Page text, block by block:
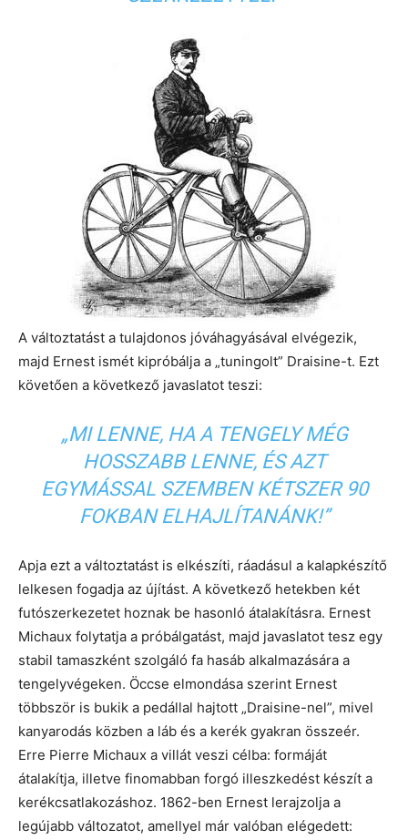
A változtatást a tulajdonos jóváhagyásával elvégezik,
majd Ernest ismét kipróbálja a „tuningolt” Draisine-t. Ezt
követően a következő javaslatot teszi:
„MI LENNE, HA A TENGELY MÉG
HOSSZABB LENNE, ÉS AZT
EGYMÁSSAL SZEMBEN KÉTSZER 90
FOKBAN ELHAJLÍTANÁNK!”
Apja ezt a változtatást is elkészíti, ráadásul a kalapkészítő
lelkesen fogadja az újítást. A következő hetekben két
futószerkezetet hoznak be hasonló átalakításra. Ernest
Michaux folytatja a próbálgatást, majd javaslatot tesz egy
stabil tamaszként szolgáló fa hasáb alkalmazására a
tengelyvégeken. Öccse elmondása szerint Ernest
többször is bukik a pedállal hajtott „Draisine-nel”, mivel
kanyarodás közben a láb és a kerék gyakran összeér.
Erre Pierre Michaux a villát veszi célba: formáját
átalakítja, illetve finomabban forgó illeszkedést készít a
kerékcsatlakozáshoz. 1862-ben Ernest lerajzolja a
legújabb változatot, amellyel már valóban elégedett: